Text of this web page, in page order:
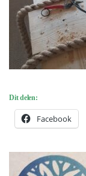
Dit delen:
Facebook